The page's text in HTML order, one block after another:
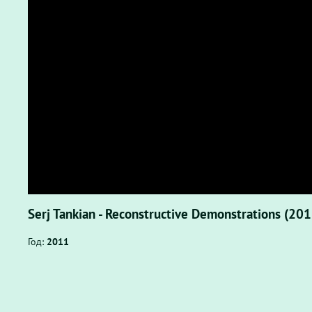
Serj Tankian - Reconstructive Demonstrations
Год: 2011